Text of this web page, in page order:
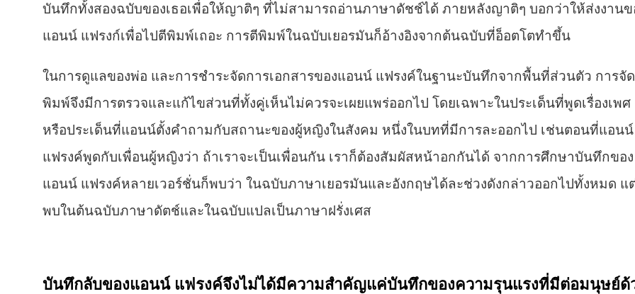
บันทึกทั้งสองฉบับของเธอเพื่อให้ญาติๆ ที่ไม่สามารถอ่านภาษาดัชช์ได้ ภายหลังญาติๆ บอกว่าให้ส่งงานข
แอนน์ แฟรงก์เพื่อไปตีพิมพ์เถอะ การตีพิมพ์ในฉบับเยอรมันก็อ้างอิงจากต้นฉบับที่อ็อตโตทำขึ้น
ในการดูแลของพ่อ และการชำระจัดการเอกสารของแอนน์ แฟรงค์ในฐานะบันทึกจากพื้นที่ส่วนตัว การจัด
พิมพ์จึงมีการตรวจและแก้ไขส่วนที่ทั้งคู่เห็นไม่ควรจะเผยแพร่ออกไป โดยเฉพาะในประเด็นที่พูดเรื่องเพศ
หรือประเด็นที่แอนน์ตั้งคำถามกับสถานะของผู้หญิงในสังคม หนึ่งในบทที่มีการละออกไป เช่นตอนที่แอนน์
แฟรงค์พูดกับเพื่อนผู้หญิงว่า ถ้าเราจะเป็นเพื่อนกัน เราก็ต้องสัมผัสหน้าอกกันได้ จากการศึกษาบันทึกของ
แอนน์ แฟรงค์หลายเวอร์ชั่นก็พบว่า ในฉบับภาษาเยอรมันและอังกฤษได้ละช่วงดังกล่าวออกไปทั้งหมด แ
พบในต้นฉบับภาษาดัตช์และในฉบับแปลเป็นภาษาฝรั่งเศส
บันทึกลับของแอนน์ แฟรงค์จึงไม่ได้มีความสำคัญแค่บันทึกของความรุนแรงที่มีต่อมนุษย์ด้